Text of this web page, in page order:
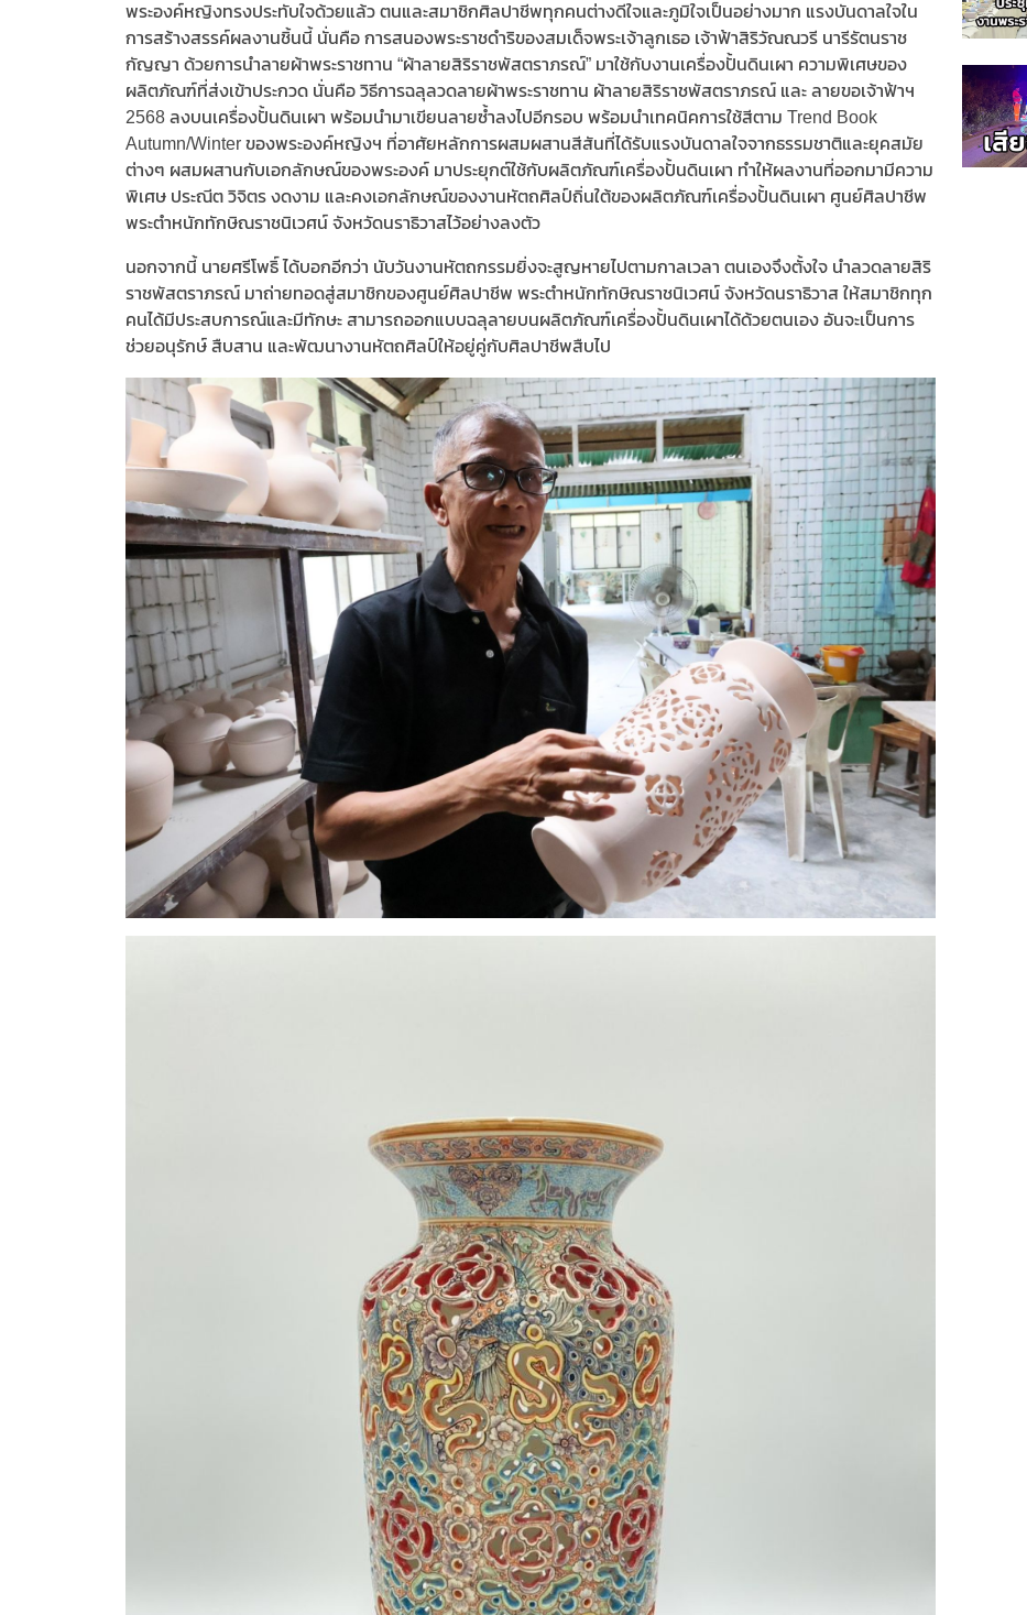
พระองค์หญิงทรงประทับใจด้วยแล้ว ตนและสมาชิกศิลปาชีพทุกคนต่างดีใจและภูมิใจเป็นอย่างมาก แรงบันดาลใจใน
การสร้างสรรค์ผลงานชิ้นนี้ นั่นคือ การสนองพระราชดำริของสมเด็จพระเจ้าลูกเธอ เจ้าฟ้าสิริวัณณวรี นารีรัตนราช
กัญญา ด้วยการนำลายผ้าพระราชทาน “ผ้าลายสิริราชพัสตราภรณ์” มาใช้กับงานเครื่องปั้นดินเผา ความพิเศษของ
ผลิตภัณฑ์ที่ส่งเข้าประกวด นั่นคือ วิธีการฉลุลวดลายผ้าพระราชทาน ผ้าลายสิริราชพัสตราภรณ์ และ ลายขอเจ้าฟ้าฯ
2568 ลงบนเครื่องปั้นดินเผา พร้อมนำมาเขียนลายซ้ำลงไปอีกรอบ พร้อมนำเทคนิคการใช้สีตาม Trend Book
Autumn/Winter ของพระองค์หญิงฯ ที่อาศัยหลักการผสมผสานสีสันที่ได้รับแรงบันดาลใจจากธรรมชาติและยุคสมัย
ต่างๆ ผสมผสานกับเอกลักษณ์ของพระองค์ มาประยุกต์ใช้กับผลิตภัณฑ์เครื่องปั้นดินเผา ทำให้ผลงานที่ออกมามีความ
พิเศษ ประณีต วิจิตร งดงาม และคงเอกลักษณ์ของงานหัตถศิลป์ถิ่นใต้ของผลิตภัณฑ์เครื่องปั้นดินเผา ศูนย์ศิลปาชีพ
พระตำหนักทักษิณราชนิเวศน์ จังหวัดนราธิวาสไว้อย่างลงตัว
นอกจากนี้ นายศรีโพธิ์ ได้บอกอีกว่า นับวันงานหัตถกรรมยิ่งจะสูญหายไปตามกาลเวลา ตนเองจึงตั้งใจ นำลวดลายสิริ
ราชพัสตราภรณ์ มาถ่ายทอดสู่สมาชิกของศูนย์ศิลปาชีพ พระตำหนักทักษิณราชนิเวศน์ จังหวัดนราธิวาส ให้สมาชิกทุก
คนได้มีประสบการณ์และมีทักษะ สามารถออกแบบฉลุลายบนผลิตภัณฑ์เครื่องปั้นดินเผาได้ด้วยตนเอง อันจะเป็นการ
ช่วยอนุรักษ์ สืบสาน และพัฒนางานหัตถศิลป์ให้อยู่คู่กับศิลปาชีพสืบไป